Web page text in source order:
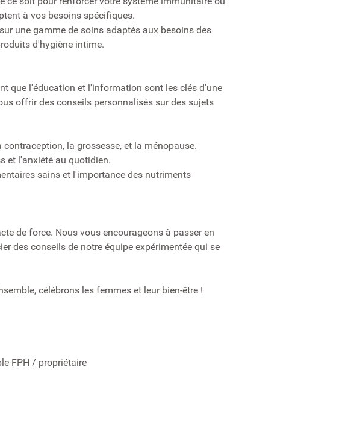
à vos besoins spécifiques.
une gamme de soins adaptés aux besoins des
d'hygiène intime.
que l'éducation et l'information sont les clés d'une
offrir des conseils personnalisés sur des sujets
la grossesse, et la ménopause.
et l'anxiété au quotidien.
sains et l'importance des nutriments
de force. Nous vous encourageons à passer en
des conseils de notre équipe expérimentée qui se
célébrons les femmes et leur bien-être !
FPH / propriétaire